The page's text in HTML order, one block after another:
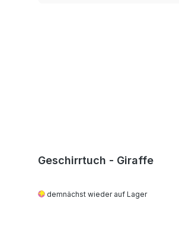
Geschirrtuch - Giraffe
demnächst wieder auf Lager